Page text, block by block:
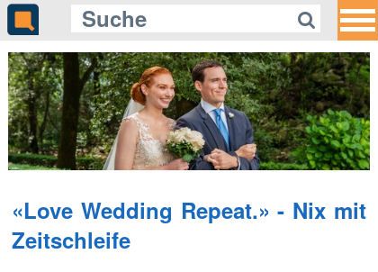
«Love Wedding Repeat.» - Nix mit
Zeitschleife